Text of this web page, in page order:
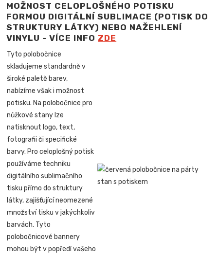
MOŽNOST CELOPLOŠNÉHO POTISKU
FORMOU DIGITÁLNÍ SUBLIMACE (POTISK DO
STRUKTURY LÁTKY) NEBO NAŽEHLENÍ
VINYLU - VÍCE INFO ZDE
Tyto polobočnice
skladujeme standardně v
široké paletě barev,
nabízíme však i možnost
potisku. Na polobočnice pro
nůžkové stany lze
natisknout logo, text,
fotografii či specifické
barvy. Pro celoplošný potisk
používáme techniku
digitálního sublimačního
tisku přímo do struktury
látky, zajišťující neomezené
množství tisku v jakýchkoliv
barvách. Tyto
polobočnicové bannery
mohou být v popředí vašeho